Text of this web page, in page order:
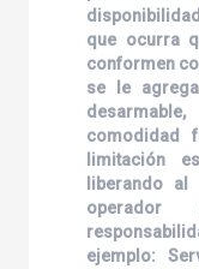
que ocurra
conformen
se le
comodidad
limitación
liberando
operador
ejemplo: